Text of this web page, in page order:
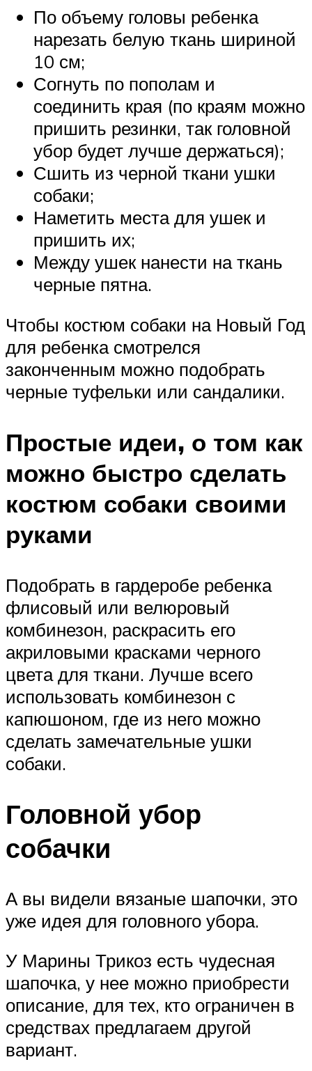
По объему головы ребенка
нарезать белую ткань шириной
10 см;
Согнуть по пополам и
соединить края (по краям можно
пришить резинки, так головной
убор будет лучше держаться);
Сшить из черной ткани ушки
собаки;
Наметить места для ушек и
пришить их;
Между ушек нанести на ткань
черные пятна.
Чтобы костюм собаки на Новый Год
для ребенка смотрелся
законченным можно подобрать
черные туфельки или сандалики.
Простые идеи, о том как
можно быстро сделать
костюм собаки своими
руками
Подобрать в гардеробе ребенка
флисовый или велюровый
комбинезон, раскрасить его
акриловыми красками черного
цвета для ткани. Лучше всего
использовать комбинезон с
капюшоном, где из него можно
сделать замечательные ушки
собаки.
Головной убор
собачки
А вы видели вязаные шапочки, это
уже идея для головного убора.
У Марины Трикоз есть чудесная
шапочка, у нее можно приобрести
описание, для тех, кто ограничен в
средствах предлагаем другой
вариант.